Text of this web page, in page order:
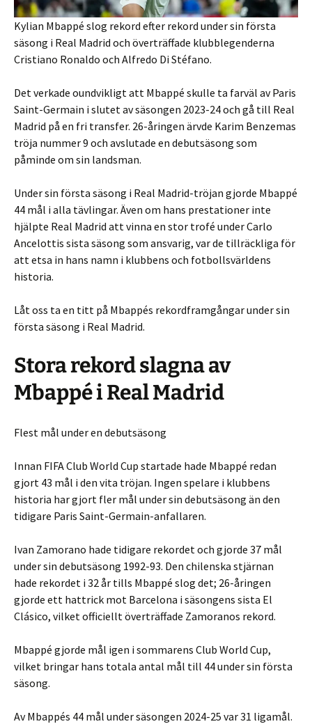
Kylian Mbappé slog rekord efter rekord under sin första
säsong i Real Madrid och överträffade klubblegenderna
Cristiano Ronaldo och Alfredo Di Stéfano.
Det verkade oundvikligt att Mbappé skulle ta farväl av Paris
Saint-Germain i slutet av säsongen 2023-24 och gå till Real
Madrid på en fri transfer. 26-åringen ärvde Karim Benzemas
tröja nummer 9 och avslutade en debutsäsong som
påminde om sin landsman.
Under sin första säsong i Real Madrid-tröjan gjorde Mbappé
44 mål i alla tävlingar. Även om hans prestationer inte
hjälpte Real Madrid att vinna en stor trofé under Carlo
Ancelottis sista säsong som ansvarig, var de tillräckliga för
att etsa in hans namn i klubbens och fotbollsvärldens
historia.
Låt oss ta en titt på Mbappés rekordframgångar under sin
första säsong i Real Madrid.
Stora rekord slagna av
Mbappé i Real Madrid
Flest mål under en debutsäsong
Innan FIFA Club World Cup startade hade Mbappé redan
gjort 43 mål i den vita tröjan. Ingen spelare i klubbens
historia har gjort fler mål under sin debutsäsong än den
tidigare Paris Saint-Germain-anfallaren.
Ivan Zamorano hade tidigare rekordet och gjorde 37 mål
under sin debutsäsong 1992-93. Den chilenska stjärnan
hade rekordet i 32 år tills Mbappé slog det; 26-åringen
gjorde ett hattrick mot Barcelona i säsongens sista El
Clásico, vilket officiellt överträffade Zamoranos rekord.
Mbappé gjorde mål igen i sommarens Club World Cup,
vilket bringar hans totala antal mål till 44 under sin första
säsong.
Av Mbappés 44 mål under säsongen 2024-25 var 31 ligamål.